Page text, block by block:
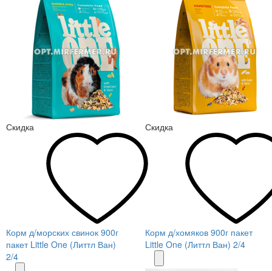
Скидка
Корм д/морских свинок 900г
пакет Little One (Литтл Ван)
2/4
Скидка
Корм д/хомяков 900г пакет
Little One (Литтл Ван) 2/4